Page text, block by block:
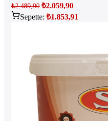
₺2.489,90 ₺2.059,90
Sepette: ₺1.853,91